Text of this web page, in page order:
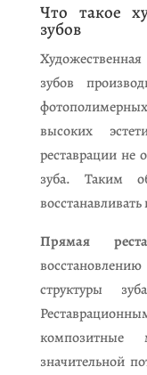
Что такое
зубов
зубов
высоких
реставрации не
зуба. Таким
Прямая
структуры
значительной